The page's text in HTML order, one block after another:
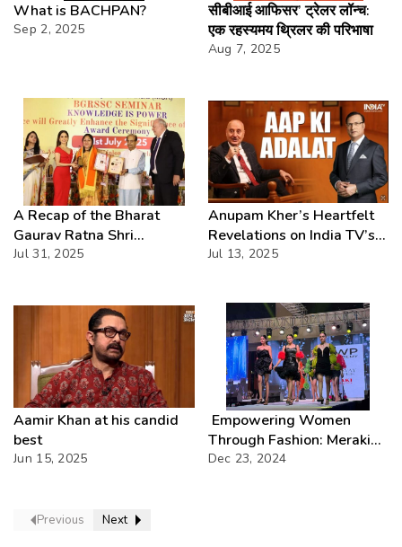
What is BACHPAN?
Sep 2, 2025
सीबीआई आफिसर’ ट्रेलर लॉन्च:
एक रहस्यमय थ्रिलर की परिभाषा
Aug 7, 2025
A Recap of the Bharat
Gaurav Ratna Shri
Samman Ceremony
Jul 31, 2025
Anupam Kher’s Heartfelt
Revelations on India TV’s
AAP KI ADALAT
Jul 13, 2025
Aamir Khan at his candid
best
Jun 15, 2025
Empowering Women
Through Fashion: Meraki
2024 Unfolds in New Delhi
Dec 23, 2024
Previous Next